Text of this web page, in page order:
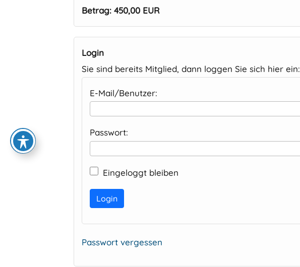
Betrag: 450,00 EUR
Login
Sie sind bereits Mitglied, dann loggen Sie sich hier ein:
E-Mail/Benutzer:
Passwort:
Eingeloggt bleiben
Alternative:
Passwort vergessen